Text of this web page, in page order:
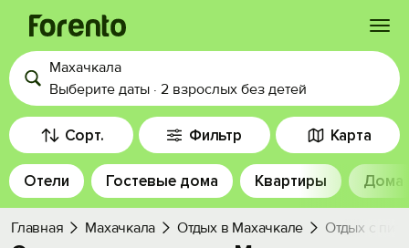
Войти
Избранное
История просмотра
Добавить свой объект
Махачкала
Выберите даты · 2 взрослых без детей
Сорт. Фильтр Карта
Отели Гостевые дома Квартиры Дома
Главная Махачкала Отдых в Махачкале Отдых с